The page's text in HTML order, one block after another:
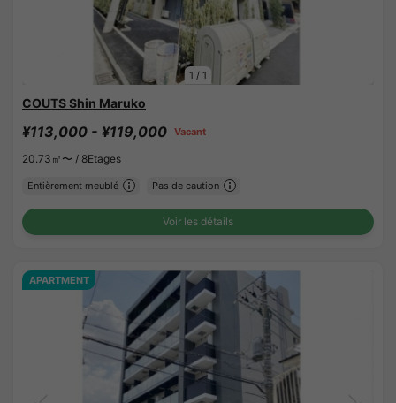
1 / 1
COUTS Shin Maruko
¥113,000 - ¥119,000 Vacant
20.73㎡〜 / 8Etages
Entièrement meublé Pas de caution
Voir les détails
APARTMENT